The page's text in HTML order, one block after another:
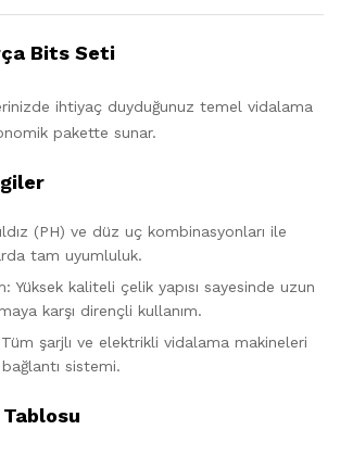
Bits Seti
ihtiyaç duyduğunuz temel vidalama
pakette sunar.
(PH) ve düz uç kombinasyonları ile
tam uyumluluk.
Yüksek kaliteli çelik yapısı sayesinde uzun
karşı dirençli kullanım.
şarjlı ve elektrikli vidalama makineleri
sistemi.